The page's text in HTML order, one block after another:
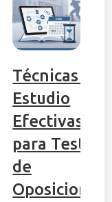
Técnicas de
Estudio
Efectivas
para Tests
de
Oposiciones